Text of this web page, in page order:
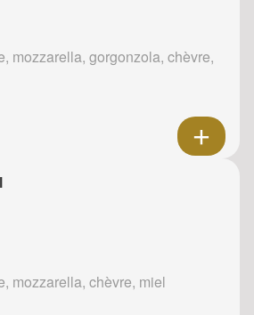
mozzarella, gorgonzola, chèvre,
mozzarella, chèvre, miel